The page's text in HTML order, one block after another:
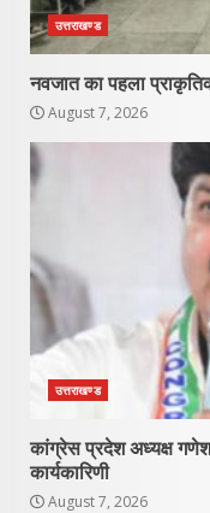
उत्तराखण्ड
नवजात का पहला
August 7, 2026
उत्तराखण्ड
कांग्रेस प्रदेश अध्यक्ष गणेश
कार्यकारिणी
August 7, 2026